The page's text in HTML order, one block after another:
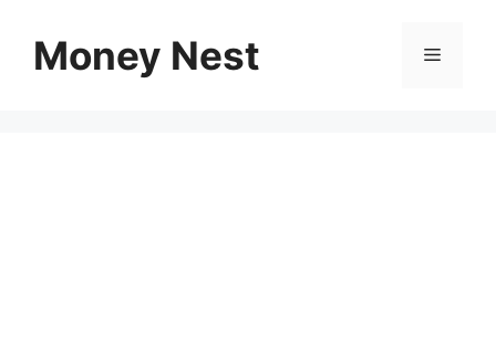
contentMoney Nest Menu